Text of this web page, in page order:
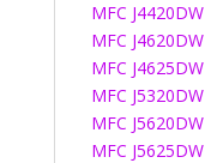
MFC J4420DW
MFC J4620DW
MFC J4625DW
MFC J5320DW
MFC J5620DW
MFC J5625DW